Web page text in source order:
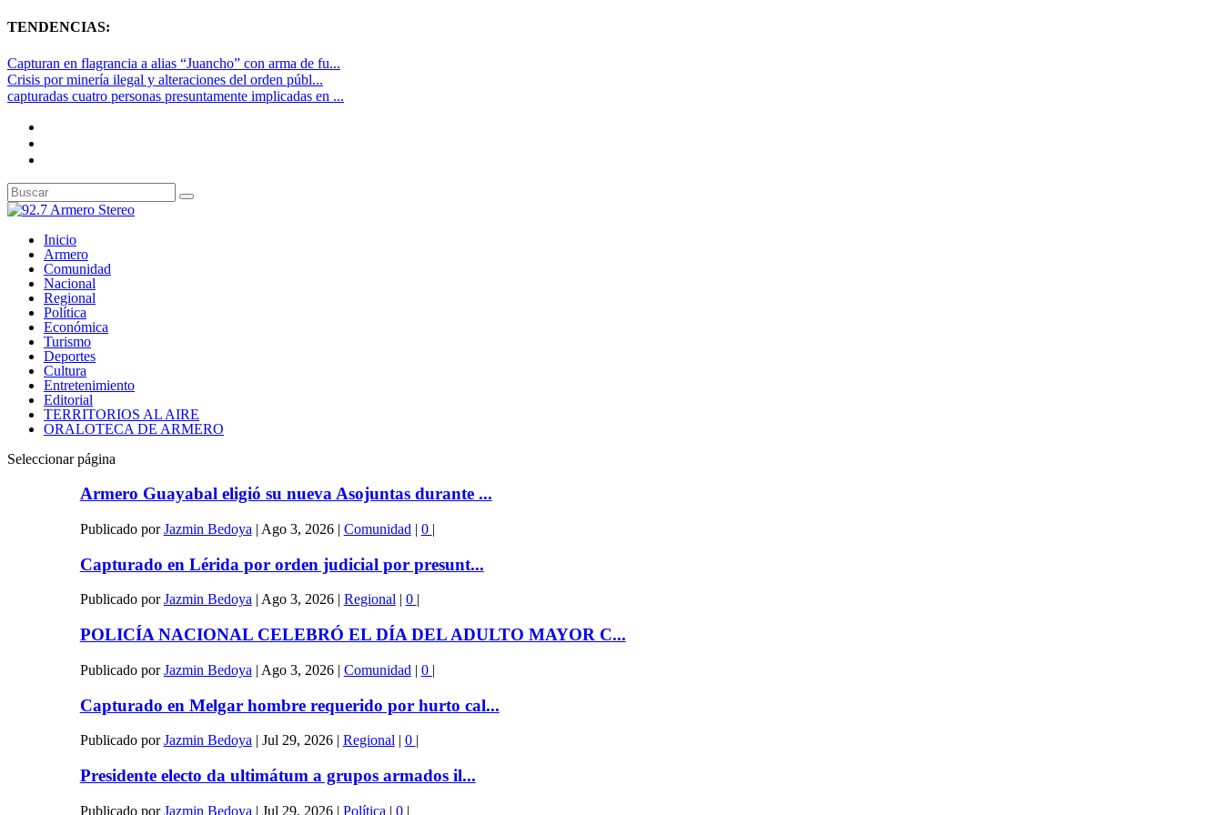
TENDENCIAS:
Capturan en flagrancia a alias “Juancho” con arma de fu...
Crisis por minería ilegal y alteraciones del orden públ...
capturadas cuatro personas presuntamente implicadas en ...
Inicio
Armero
Comunidad
Nacional
Regional
Política
Económica
Turismo
Deportes
Cultura
Entretenimiento
Editorial
TERRITORIOS AL AIRE
ORALOTECA DE ARMERO
Seleccionar página
Armero Guayabal eligió su nueva Asojuntas durante ...
Publicado porJazmin Bedoya | Ago 3, 2026| Comunidad | 0 |
Capturado en Lérida por orden judicial por presunt...
Publicado porJazmin Bedoya| Ago 3, 2026| Regional| 0 |
POLICÍA NACIONAL CELEBRÓ EL DÍA DEL ADULTO MAYOR C...
Publicado porJazmin Bedoya | Ago 3, 2026| Comunidad | 0 |
Capturado en Melgar hombre requerido por hurto cal...
Publicado porJazmin Bedoya | Jul 29, 2026| Regional | 0 |
Presidente electo da ultimátum a grupos armados il...
Publicado porJazmin Bedoya | Jul 29, 2026| Política | 0 |